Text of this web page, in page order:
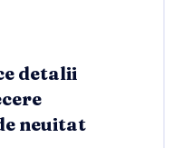
detalii
neuitat